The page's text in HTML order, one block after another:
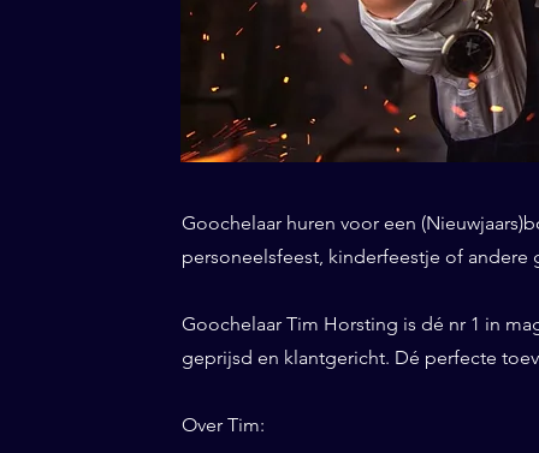
Goochelaar huren voor een
personeelsfeest, kinderfeestje of
Goochelaar Tim Horsting is dé nr 1 in
geprijsd en klantgericht. Dé perfecte
Over Tim: